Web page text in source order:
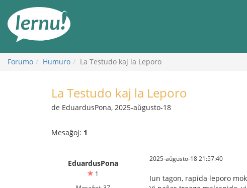
enhavo
Forumo Humuro La Testudo kaj la Leporo
La Testudo kaj la Leporo
de EduardusPona, 2025-aŭgusto-18
Mesaĝoj: 1
EduardusPona
1
2025-aŭgusto-18 21:57:40
Iun tagon, rapida leporo